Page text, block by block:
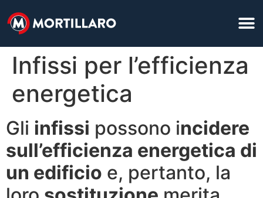
Infissi per l’efficienza
energetica
Gli infissi possono incidere
sull’efficienza energetica di
un edificio e, pertanto, la